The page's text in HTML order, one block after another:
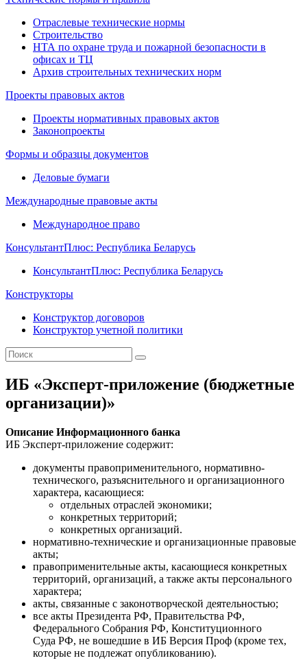
Отраслевые технические нормы
Строительство
НТА по охране труда и пожарной безопасности в
офисах и ТЦ
Архив строительных технических норм
Проекты правовых актов
Проекты нормативных правовых актов
Законопроекты
Формы и образцы документов
Деловые бумаги
Международные правовые акты
Международное право
КонсультантПлюс: Республика Беларусь
КонсультантПлюс: Республика Беларусь
Конструкторы
Конструктор договоров
Конструктор учетной политики
ИБ «Эксперт-приложение (бюджетные
организации)»
Описание Информационного банка
ИБ Эксперт-приложение содержит:
документы правоприменительного, нормативно-
технического, разъяснительного и организационного
характера, касающиеся:
отдельных отраслей экономики;
конкретных территорий;
конкретных организаций.
нормативно-технические и организационные правовые
акты;
правоприменительные акты, касающиеся конкретных
территорий, организаций, а также акты персонального
характера;
акты, связанные с законотворческой деятельностью;
все акты Президента РФ, Правительства РФ,
Федерального Собрания РФ, Конституционного
Суда РФ, не вошедшие в ИБ Версия Проф (кроме тех,
которые не подлежат опубликованию).